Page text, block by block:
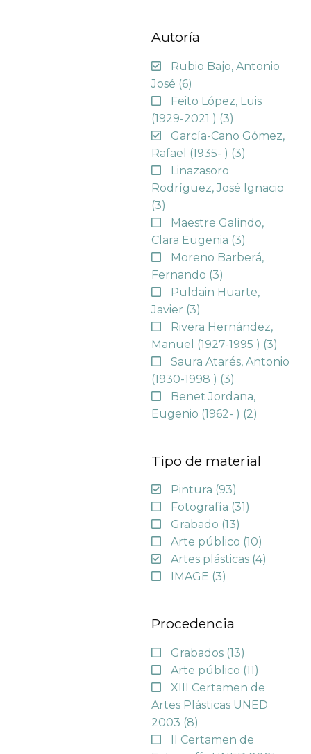
Autoría
Rubio Bajo, Antonio
José (6)
Feito López, Luis
(1929-2021 ) (3)
García-Cano Gómez,
Rafael (1935- ) (3)
Linazasoro
Rodríguez, José Ignacio
(3)
Maestre Galindo,
Clara Eugenia (3)
Moreno Barberá,
Fernando (3)
Puldain Huarte,
Javier (3)
Rivera Hernández,
Manuel (1927-1995 ) (3)
Saura Atarés, Antonio
(1930-1998 ) (3)
Benet Jordana,
Eugenio (1962- ) (2)
Tipo de material
Pintura (93)
Fotografía (31)
Grabado (13)
Arte público (10)
Artes plásticas (4)
IMAGE (3)
Procedencia
Grabados (13)
Arte público (11)
XIII Certamen de
Artes Plásticas UNED
2003 (8)
II Certamen de